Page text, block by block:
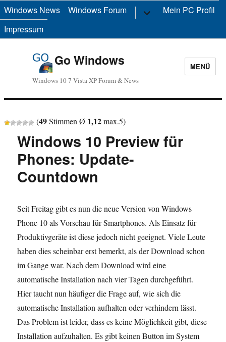
Windows News Windows Forum Untermenü
anzeigen
Mein PC Profil
Impressum
Go Windows
Windows 10 7 Vista XP Forum & News
MENÜ
(49Stimmen Ø 1,12max.5)
Windows 10 Preview für
Phones: Update-
Countdown
Seit Freitag gibt es nun die neue Version von Windows
Phone 10 als Vorschau für Smartphones. Als Einsatz für
Produktivgeräte ist diese jedoch nicht geeignet. Viele Leute
haben dies scheinbar erst bemerkt, als der Download schon
im Gange war. Nach dem Download wird eine
automatische Installation nach vier Tagen durchgeführt.
Hier taucht nun häufiger die Frage auf, wie sich die
automatische Installation aufhalten oder verhindern lässt.
Das Problem ist leider, dass es keine Möglichkeit gibt, diese
Installation aufzuhalten. Es gibt keinen Button im System